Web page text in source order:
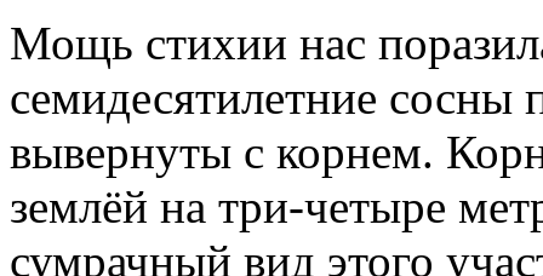
Мощь стихии нас
семидесятилетние сосны
вывернуты с корнем.
землёй на три-четыре
сумрачный вид этого